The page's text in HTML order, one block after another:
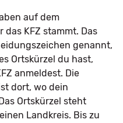
auf dem
das KFZ stammt. Das
genannt,
Ortskürzel du hast,
anmeldest. Die
dort, wo dein
Ortskürzel steht
Landkreis. Bis zu